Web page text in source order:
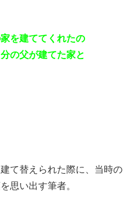
を建ててくれたの
の父が建てた家と
て替えられた際に、当時の
思い出す筆者。